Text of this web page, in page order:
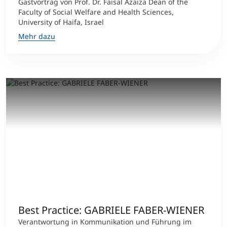
Faculty of Social Welfare and Health Sciences,
University of Haifa, Israel
Mehr dazu
Best Practice: GABRIELE FABER-WIENER
Verantwortung in Kommunikation und Führung im